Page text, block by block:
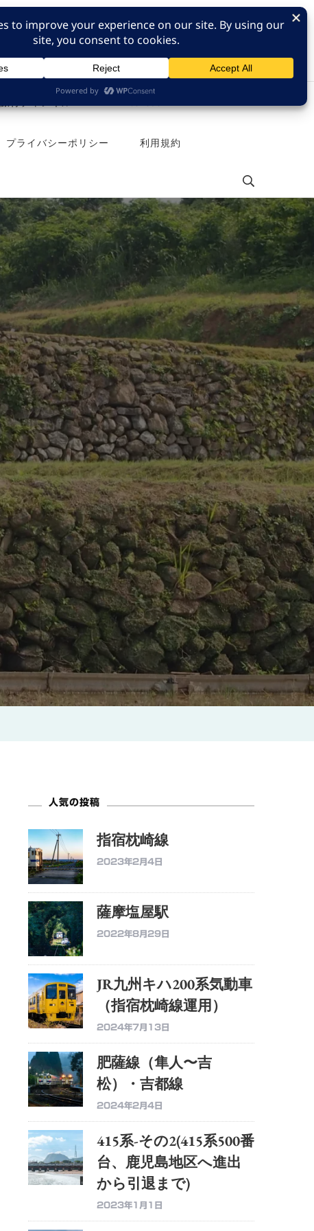
プライバシーポリシー 利用規約
人気の投稿
指宿枕崎線
2023年2月4日
薩摩塩屋駅
2022年8月29日
JR九州キハ200系気動車
（指宿枕崎線運用）
2024年7月13日
肥薩線（隼人〜吉
松）・吉都線
2024年2月4日
415系-その2(415系500番
台、鹿児島地区へ進出
から引退まで)
2023年1月1日